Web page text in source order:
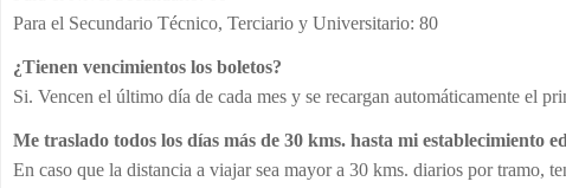
Para el Secundario Técnico, Terciario y Universitario: 80
¿Tienen vencimientos los boletos?
Si. Vencen el último día de cada mes y se recargan automáticamente el
Me traslado todos los días más de 30 kms. hasta mi establecimiento
En caso que la distancia a viajar sea mayor a 30 kms. diarios por tramo,